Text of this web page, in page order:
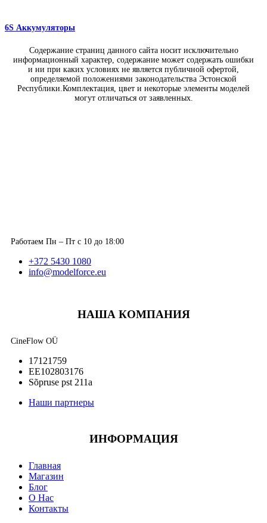
6S Аккумуляторы
Содержание страниц данного сайта носит исключительно
информационный характер, содержание может содержать ошибки
и ни при каких условиях не является публичной офертой,
определяемой положениями законодательства Эстонской
Республики.Комплектация, цвет и некоторые элементы моделей
могут отличаться от заявленных.
Работаем Пн – Пт с 10 до 18:00
+372 5430 1080
info@modelforce.eu
НАША КОМПАНИЯ
CineFlow OÜ
17121759
EE102803176
Sõpruse pst 211a
Наши партнеры
ИНФОРМАЦИЯ
Главная
Магазин
Блог
О Нас
Контакты